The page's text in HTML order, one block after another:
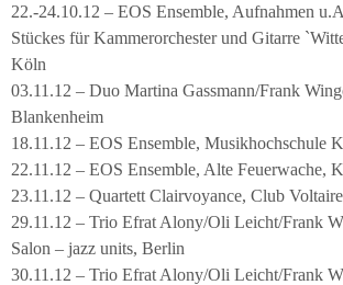
22.-24.10.12 – EOS Ensemble, Aufnahmen
Stückes für Kammerorchester und Gitarre
Köln
03.11.12 – Duo Martina Gassmann/Frank
Blankenheim
18.11.12 – EOS Ensemble, Musikhochschule
22.11.12 – EOS Ensemble, Alte Feuerwache,
23.11.12 – Quartett Clairvoyance, Club
29.11.12 – Trio Efrat Alony/Oli Leicht/Frank
Salon – jazz units, Berlin
30.11.12 – Trio Efrat Alony/Oli Leicht/Frank